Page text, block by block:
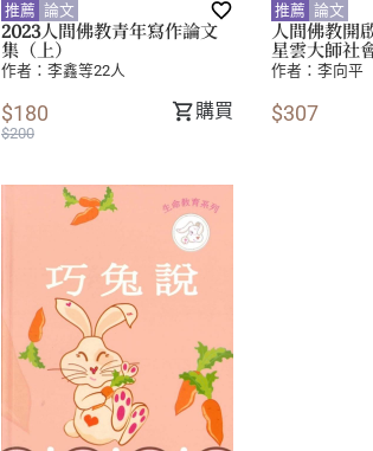
推薦 論文
2023人間佛教青年寫作論文
集（上）
作者： 李鑫等22人
$180
$200
購買
推薦 論文
人間佛教開
星雲大師社
作者： 李向平
$307